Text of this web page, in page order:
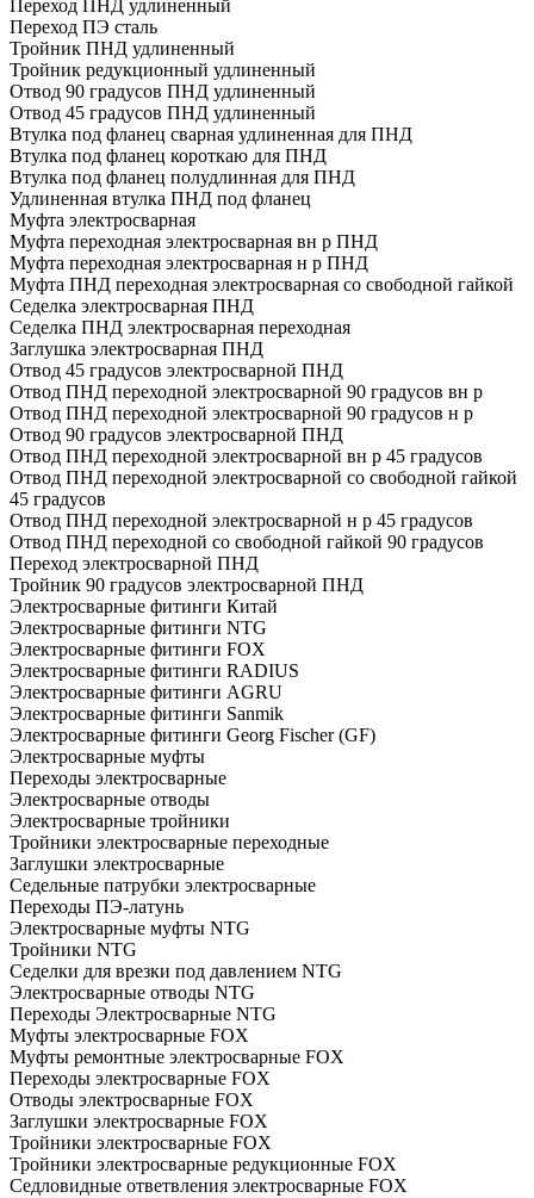
Переход ПНД удлиненный
Переход ПЭ сталь
Тройник ПНД удлиненный
Тройник редукционный удлиненный
Отвод 90 градусов ПНД удлиненный
Отвод 45 градусов ПНД удлиненный
Втулка под фланец сварная удлиненная для ПНД
Втулка под фланец короткаю для ПНД
Втулка под фланец полудлинная для ПНД
Удлиненная втулка ПНД под фланец
Муфта электросварная
Муфта переходная электросварная вн р ПНД
Муфта переходная электросварная н р ПНД
Муфта ПНД переходная электросварная со свободной гайкой
Седелка электросварная ПНД
Седелка ПНД электросварная переходная
Заглушка электросварная ПНД
Отвод 45 градусов электросварной ПНД
Отвод ПНД переходной электросварной 90 градусов вн р
Отвод ПНД переходной электросварной 90 градусов н р
Отвод 90 градусов электросварной ПНД
Отвод ПНД переходной электросварной вн р 45 градусов
Отвод ПНД переходной электросварной со свободной гайкой
45 градусов
Отвод ПНД переходной электросварной н р 45 градусов
Отвод ПНД переходной со свободной гайкой 90 градусов
Переход электросварной ПНД
Тройник 90 градусов электросварной ПНД
Электросварные фитинги Китай
Электросварные фитинги NTG
Электросварные фитинги FOX
Электросварные фитинги RADIUS
Электросварные фитинги AGRU
Электросварные фитинги Sanmik
Электросварные фитинги Georg Fischer (GF)
Электросварные муфты
Переходы электросварные
Электросварные отводы
Электросварные тройники
Тройники электросварные переходные
Заглушки электросварные
Седельные патрубки электросварные
Переходы ПЭ-латунь
Электросварные муфты NTG
Тройники NTG
Седелки для врезки под давлением NTG
Электросварные отводы NTG
Переходы Электросварные NTG
Муфты электросварные FOX
Муфты ремонтные электросварные FOX
Переходы электросварные FOX
Отводы электросварные FOX
Заглушки электросварные FOX
Тройники электросварные FOX
Тройники электросварные редукционные FOX
Седловидные ответвления электросварные FOX